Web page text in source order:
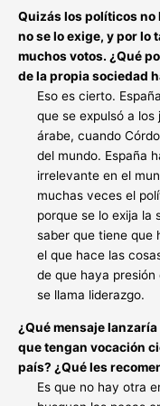
Quizás los políticos no
no se lo exige, y por lo
muchos votos. ¿Qué
de la propia sociedad
Eso es cierto.
que se expulsó a
árabe, cuando
del mundo. España
irrelevante en el
muchas veces el
porque se lo exija la
saber que tiene que
el que hace las
de que haya presión
se llama liderazgo.
¿Qué mensaje
que tengan vocación
país? ¿Qué les
Es que no hay otra